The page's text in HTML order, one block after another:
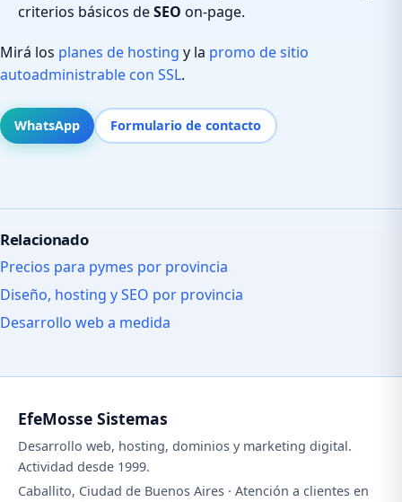
criterios básicos deSEO on-page.
Mirá los planes de hosting y la promo de sitio
autoadministrable con SSL.
WhatsApp Formulario de contacto
Relacionado
Precios para pymes por provincia
Diseño, hosting y SEO por provincia
Desarrollo web a medida
EfeMosse Sistemas
Desarrollo web, hosting, dominios y marketing digital.
Actividad desde 1999.
Caballito, Ciudad de Buenos Aires · Atención a clientes en